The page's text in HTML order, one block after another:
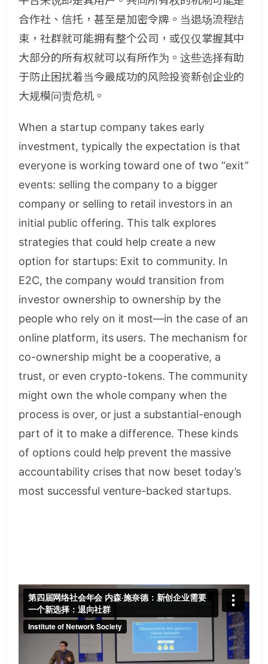
合作社、信托，甚至是加密令牌。当退场流程结
束，社群就可能拥有整个公司，或仅仅掌握其中
大部分的所有权就可以有所作为。这些选择有助
于防止困扰着当今最成功的风险投资新创企业的
大规模问责危机。
When a startup company takes early
investment, typically the expectation is that
everyone is working toward one of two “exit”
events: selling the company to a bigger
company or selling to retail investors in an
initial public offering. This talk explores
strategies that could help create a new
option for startups: Exit to community. In
E2C, the company would transition from
investor ownership to ownership by the
people who rely on it most—in the case of an
online platform, its users. The mechanism for
co-ownership might be a cooperative, a
trust, or even crypto-tokens. The community
might own the whole company when the
process is over, or just a substantial-enough
part of it to make a difference. These kinds
of options could help prevent the massive
accountability crises that now beset today’s
most successful venture-backed startups.